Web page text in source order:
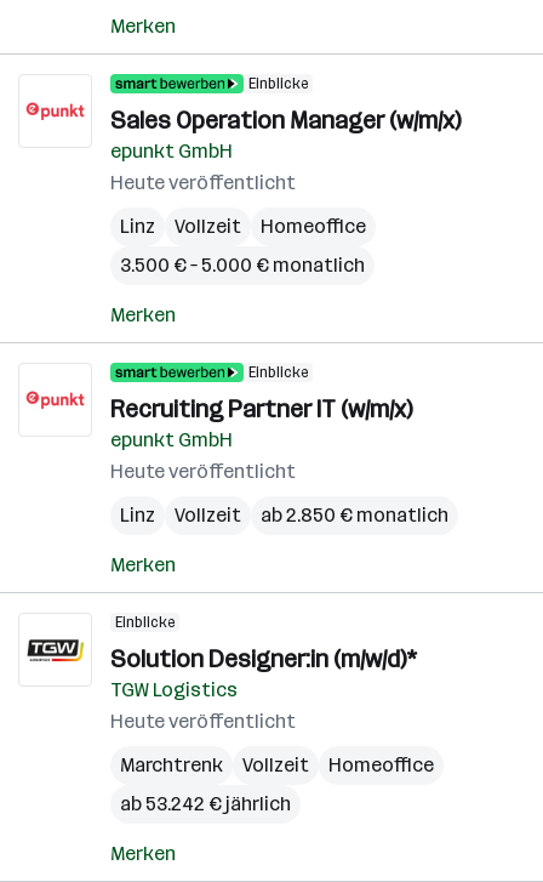
Merken
Einblicke
Sales Operation Manager (w/m/x)
epunkt GmbH
Heute veröffentlicht
Linz
Vollzeit
Homeoffice
3.500 € – 5.000 € monatlich
Merken
Einblicke
Recruiting Partner IT (w/m/x)
epunkt GmbH
Heute veröffentlicht
Linz
Vollzeit ab 2.850 € monatlich
Merken
Einblicke
Solution Designer:in (m/w/d)*
TGW Logistics
Heute veröffentlicht
Marchtrenk
Vollzeit
Homeoffice
ab 53.242 € jährlich
Merken